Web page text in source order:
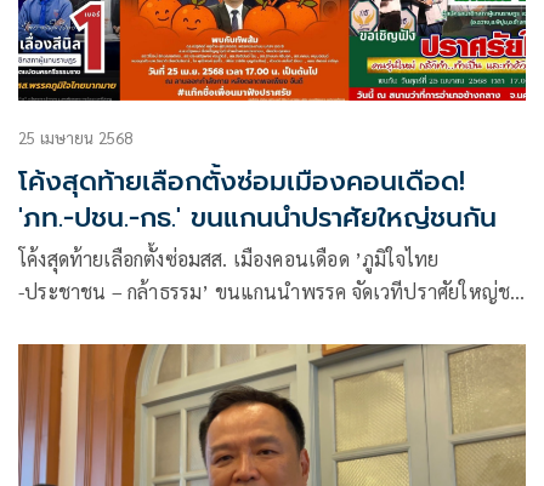
25 เมษายน 2568
โค้งสุดท้ายเลือกตั้งซ่อมเมืองคอนเดือด​! ​
'ภท.-ปชน.-กธ.' ขนแกนนำปราศัยใหญ่ชนกัน
โค้งสุดท้ายเลือกตั้งซ่อม​สส. เมืองคอนเดือด​ ​’ภูมิใจไทย
-ประชาชน – กล้าธรรม’ ขนแกนนำพรรค จัดเวทีปราศัยใหญ่ชน